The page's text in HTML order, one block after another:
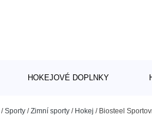
HOKEJOVÉ DOPLNKY
/Sporty /Zimní sporty / Hokej / Biosteel